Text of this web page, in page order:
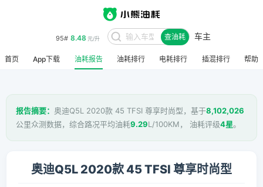
95# 8.48 元/升 查油耗 车主
首页 App下载 油耗报告 油耗排行 电耗排行 插混排行 帮助
报告摘要： 奥迪Q5L 2020款 45 TFSI 尊享时尚型，基于8,102,026
公里众测数据，综合路况平均油耗9.29L/100KM， 油耗评级4星。
奥迪Q5L 2020款 45 TFSI 尊享时尚型